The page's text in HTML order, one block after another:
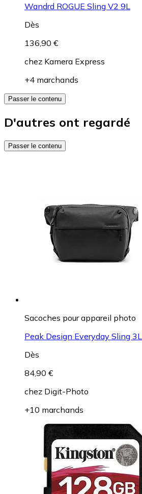
Wandrd ROGUE Sling V2 9L
Dès
136,90 €
chez Kamera Express
+4 marchands
Passer le contenu
D'autres ont regardé
Passer le contenu
Sacoches pour appareil photo
Peak Design Everyday Sling
Dès
84,90 €
chez Digit-Photo
+10 marchands